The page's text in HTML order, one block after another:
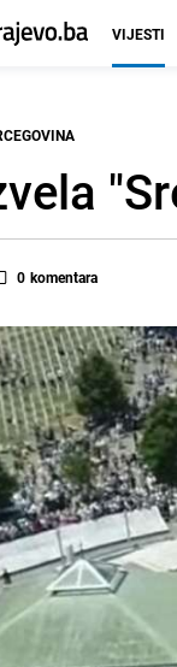
VIJESTI
0 komentara